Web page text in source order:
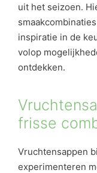
uit het seizoen.
inspiratie in de
volop
ontdekken.
frisse
Vruchtensappen
experimenteren